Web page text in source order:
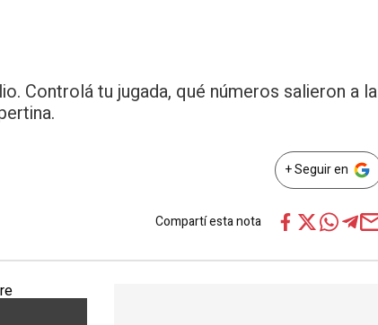
Controlá tu jugada, qué números salieron a la
+ Seguir en
Compartí esta nota